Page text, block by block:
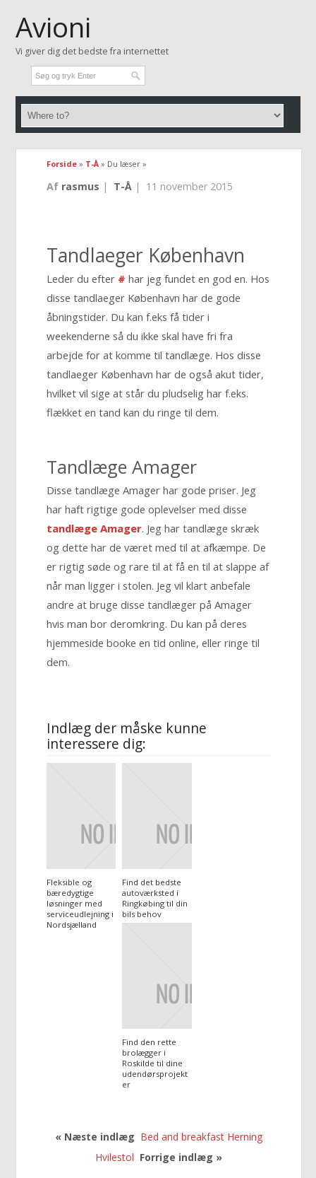
Avioni
Vi giver dig det bedste fra internettet
Forside» T-Å» Du læser »
Af rasmus | T-Å| 11 november 2015
Tandlaeger København
Leder du efter # har jeg fundet en god en. Hos
disse tandlaeger København har de gode
åbningstider. Du kan f.eks få tider i
weekenderne så du ikke skal have fri fra
arbejde for at komme til tandlæge. Hos disse
tandlaeger København har de også akut tider,
hvilket vil sige at står du pludselig har f.eks.
flækket en tand kan du ringe til dem.
Tandlæge Amager
Disse tandlæge Amager har gode priser. Jeg
har haft rigtige gode oplevelser med disse
tandlæge Amager. Jeg har tandlæge skræk
og dette har de været med til at afkæmpe. De
er rigtig søde og rare til at få en til at slappe af
når man ligger i stolen. Jeg vil klart anbefale
andre at bruge disse tandlæger på Amager
hvis man bor deromkring. Du kan på deres
hjemmeside booke en tid online, eller ringe til
dem.
Indlæg der måske kunne
interessere dig:
Fleksible og
bæredygtige
løsninger med
serviceudlejning i
Nordsjælland
Find det bedste
autoværksted i
Ringkøbing til din
bils behov
Find den rette
brolægger i
Roskilde til dine
udendørsprojekt
er
« Næste indlæg Bed and breakfast Herning
Hvilestol Forrige indlæg »